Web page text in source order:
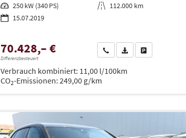
Leistung 250 kW (340 PS) Kilometerstand 112.000 km
15.07.2019
70.428,– €
Differenzbesteuert
Wir rufen Sie an
PDF-Datei,Drucken,
Verbrauch kombiniert: 11,00 l/100km
CO2-Emissionen: 249,00 g/km